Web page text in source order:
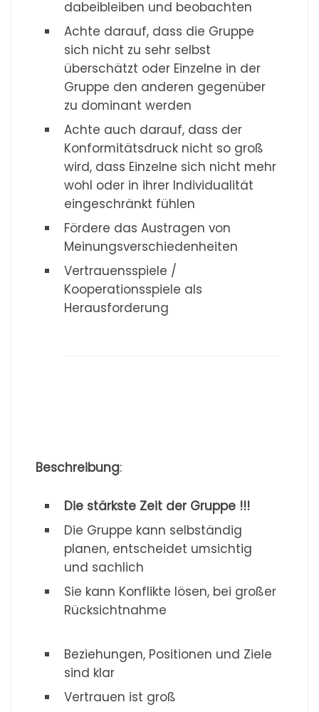
dabeibleiben und beobachten
Achte darauf, dass die Gruppe
sich nicht zu sehr selbst
überschätzt oder Einzelne in der
Gruppe den anderen gegenüber
zu dominant werden
Achte auch darauf, dass der
Konformitätsdruck nicht so groß
wird, dass Einzelne sich nicht mehr
wohl oder in ihrer Individualität
eingeschränkt fühlen
Fördere das Austragen von
Meinungsverschiedenheiten
Vertrauensspiele /
Kooperationsspiele als
Herausforderung
Beschreibung:
Die stärkste Zeit der Gruppe !!!
Die Gruppe kann selbständig
planen, entscheidet umsichtig
und sachlich
Sie kann Konflikte lösen, bei großer
Rücksichtnahme
Beziehungen, Positionen und Ziele
sind klar
Vertrauen ist groß